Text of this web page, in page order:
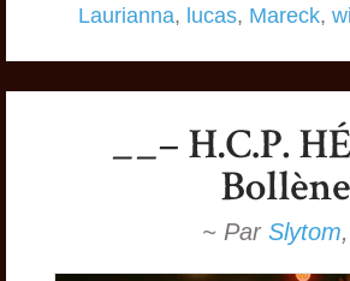
Laurianna, lucas, Mareck,
~ Par Slytom,